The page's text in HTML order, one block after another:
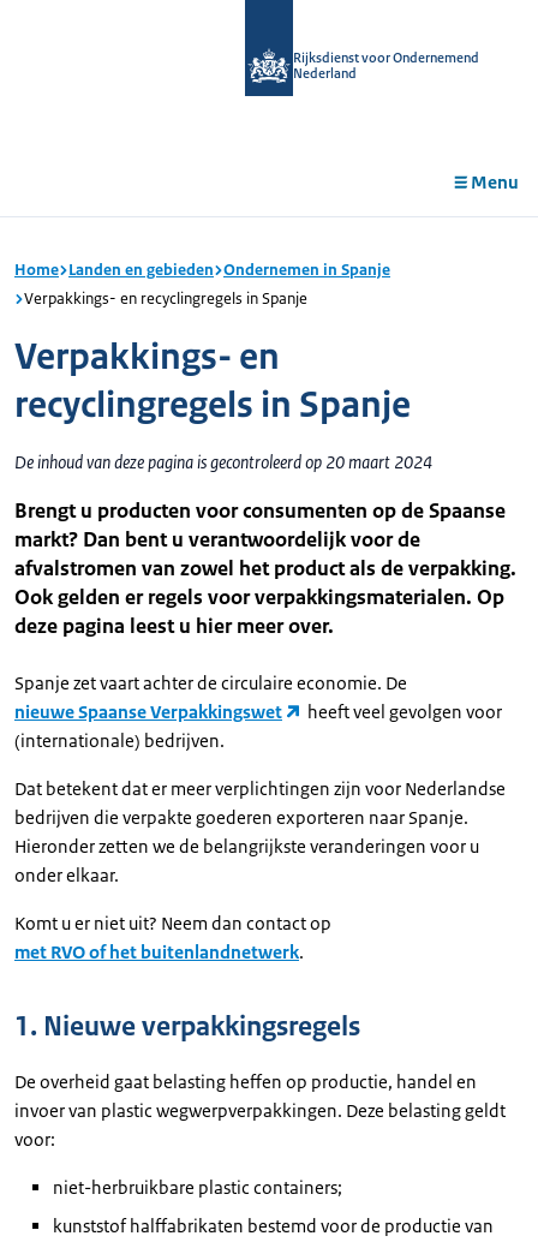
Rijksdienst voor Ondernemend
Nederland
Menu
Home Landen en gebieden Ondernemen in Spanje
Verpakkings- en recyclingregels in Spanje
Verpakkings- en
recyclingregels in Spanje
De inhoud van deze pagina is gecontroleerd op 20 maart 2024
Brengt u producten voor consumenten op de Spaanse
markt? Dan bent u verantwoordelijk voor de
afvalstromen van zowel het product als de verpakking.
Ook gelden er regels voor verpakkingsmaterialen. Op
deze pagina leest u hier meer over.
Spanje zet vaart achter de circulaire economie. De
nieuwe Spaanse Verpakkingswet
heeft veel gevolgen voor
(internationale) bedrijven.
Dat betekent dat er meer verplichtingen zijn voor Nederlandse
bedrijven die verpakte goederen exporteren naar Spanje.
Hieronder zetten we de belangrijkste veranderingen voor u
onder elkaar.
Komt u er niet uit? Neem dan contact op
met RVO of het buitenlandnetwerk.
1. Nieuwe verpakkingsregels
De overheid gaat belasting heffen op productie, handel en
invoer van plastic wegwerpverpakkingen. Deze belasting geldt
voor:
niet-herbruikbare plastic containers;
kunststof halffabrikaten bestemd voor de productie van